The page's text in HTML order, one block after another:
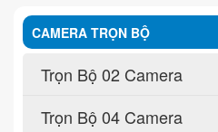
CAMERA TRỌN BỘ
Trọn Bộ 02 Camera
Trọn Bộ 04 Camera